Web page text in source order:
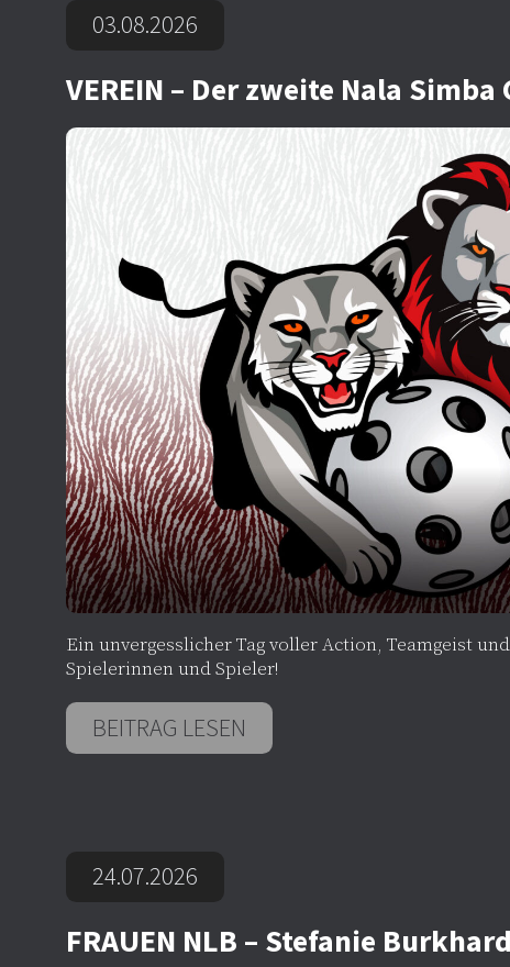
03.08.2026
VEREIN – Der zweite Nala
Ein unvergesslicher Tag voller Action, Teamgeist
Spielerinnen und Spieler!
BEITRAG LESEN
24.07.2026
FRAUEN NLB – Stefanie